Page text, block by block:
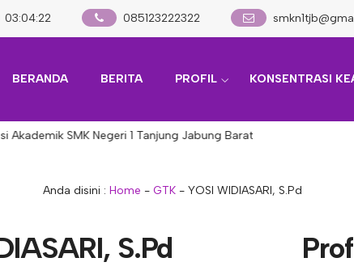
03:04:22 085123222322
BERANDA BERITA PROFIL KONSENTRASI
SMK Negeri 1 Tanjung Jabung Barat
Anda disini : Home - GTK - YOSI WIDIASARI, S.Pd
S.Pd